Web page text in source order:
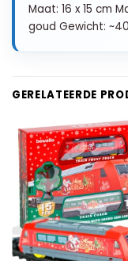
Maat: 16 x 15 cm
goud Gewicht:
GERELATEERDE